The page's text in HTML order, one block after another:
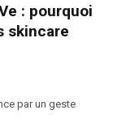
: pourquoi
skincare
par un geste